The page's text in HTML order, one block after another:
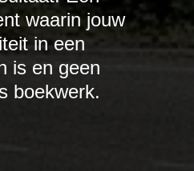
waarin jouw
in een
is en geen
boekwerk.